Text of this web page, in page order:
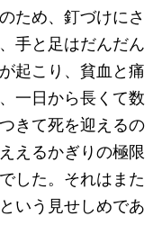
ため、釘づけにさ
手と足はだんだん
起こり、貧血と痛
一日から長くて数
きて死を迎えるの
えるかぎりの極限
した。それはまた
いう見せしめであ